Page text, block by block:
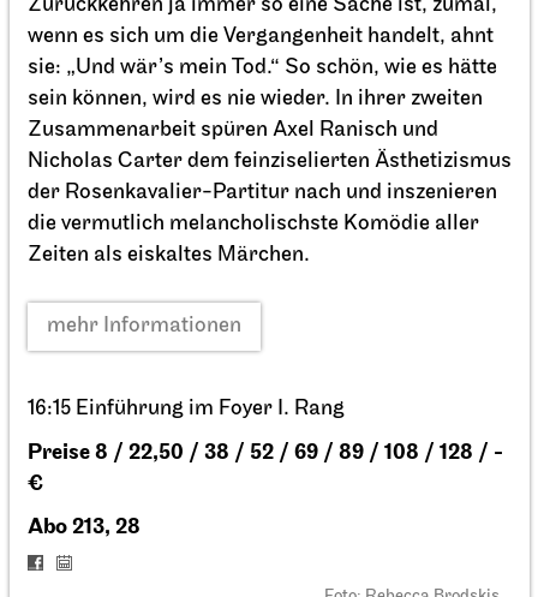
Schauspiel Stuttgart Schauspielhaus
Tanzende Idioten
27.02.2027